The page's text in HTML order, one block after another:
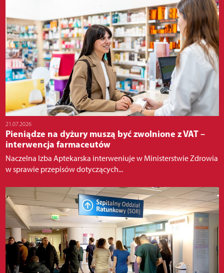
21.07.2026
Pieniądze na dyżury muszą być zwolnione z VAT –
interwencja farmaceutów
Naczelna Izba Aptekarska interweniuje w Ministerstwie Zdrowia
w sprawie przepisów dotyczących...